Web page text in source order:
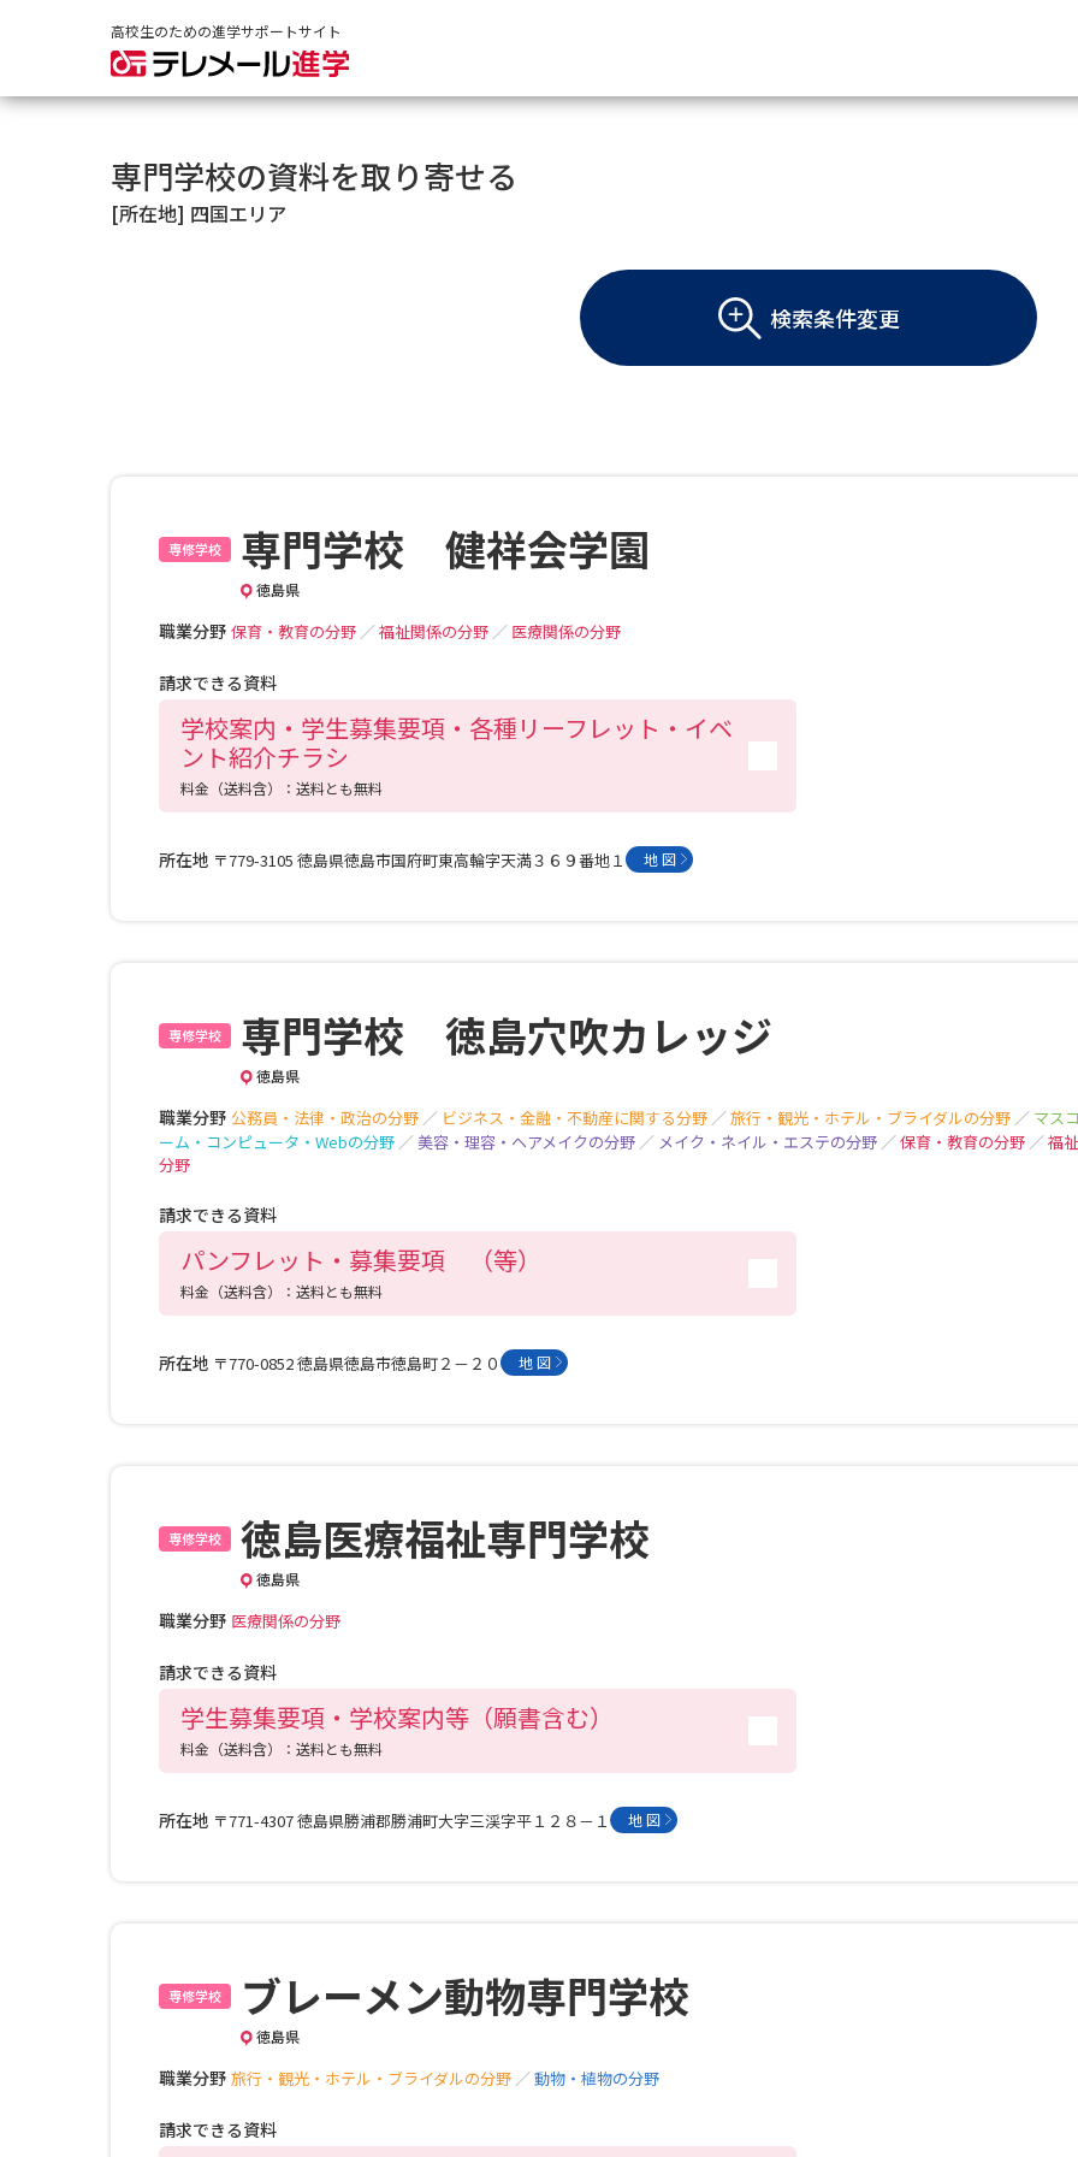
高校生のための進学サポートサイト
大学パンフ
総合型選抜・学校推薦型選抜 募集要項＆
進路の３択
新学年スタート号特集ページ（高2生用）
オープンキャンパス検索
大学で学びたい学問発見
専門学校の資料を取り寄せる
[所在地] 四国エリア
検索条件変更
専修学校 専門学校 健祥会学園
徳島県
職業分野 保育・教育の分野 ／福祉関係の分野 ／ 医療関係の分野
請求できる資料
学校案内・学生募集要項・各種リーフレット・イベ
ント紹介チラシ
料金（送料含）：送料とも無料
所在地 〒779-3105 徳島県徳島市国府町東高輪字天満３６９番地１ 地 図
専修学校 専門学校 徳島穴吹カレッジ
徳島県
職業分野 公務員・法律・政治の分野 ／ ビジネス・金融・不動産に関する分野 ／旅行・観光・ホテル・ブライダルの分野 ／ マス
ーム・コンピュータ・Webの分野 ／美容・理容・ヘアメイクの分野 ／ メイク・ネイル・エステの分野 ／保育・教育の分野 ／福
分野
請求できる資料
パンフレット・募集要項 （等）
料金（送料含）：送料とも無料
所在地 〒770-0852 徳島県徳島市徳島町２－２０ 地 図
専修学校 徳島医療福祉専門学校
徳島県
職業分野 医療関係の分野
請求できる資料
学生募集要項・学校案内等（願書含む）
料金（送料含）：送料とも無料
所在地 〒771-4307 徳島県勝浦郡勝浦町大字三渓字平１２８－１ 地 図
専修学校 ブレーメン動物専門学校
徳島県
職業分野 旅行・観光・ホテル・ブライダルの分野 ／動物・植物の分野
請求できる資料